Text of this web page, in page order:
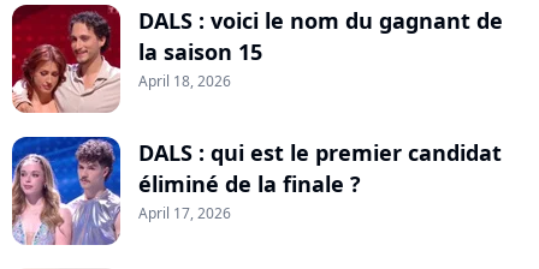
DALS : voici le nom du gagnant de
la saison 15
April 18, 2026
DALS : qui est le premier candidat
éliminé de la finale ?
April 17, 2026